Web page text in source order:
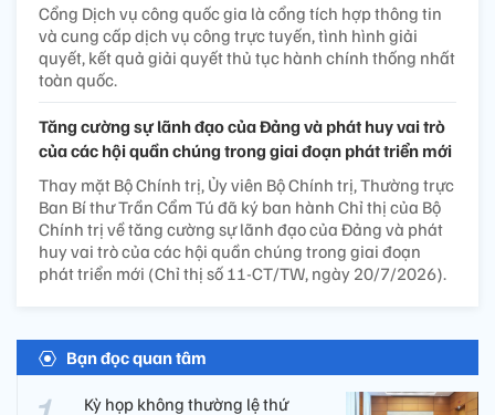
Cổng Dịch vụ công quốc gia là cổng tích hợp thông tin
và cung cấp dịch vụ công trực tuyến, tình hình giải
quyết, kết quả giải quyết thủ tục hành chính thống nhất
toàn quốc.
Tăng cường sự lãnh đạo của Đảng và phát huy vai trò
của các hội quần chúng trong giai đoạn phát triển mới
Thay mặt Bộ Chính trị, Ủy viên Bộ Chính trị, Thường trực
Ban Bí thư Trần Cẩm Tú đã ký ban hành Chỉ thị của Bộ
Chính trị về tăng cường sự lãnh đạo của Đảng và phát
huy vai trò của các hội quần chúng trong giai đoạn
phát triển mới (Chỉ thị số 11-CT/TW, ngày 20/7/2026).
Bạn đọc quan tâm
Kỳ họp không thường lệ thứ